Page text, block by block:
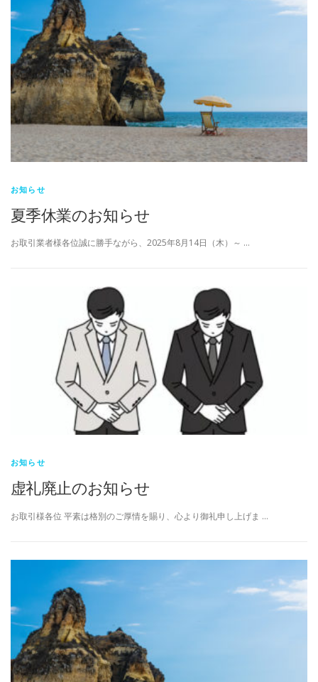
お知らせ
夏季休業のお知らせ
お取引業者様各位誠に勝手ながら、2025年8月14日（木）～ …
お知らせ
虚礼廃止のお知らせ
お取引様各位 平素は格別のご厚情を賜り、心より御礼申し上げま …